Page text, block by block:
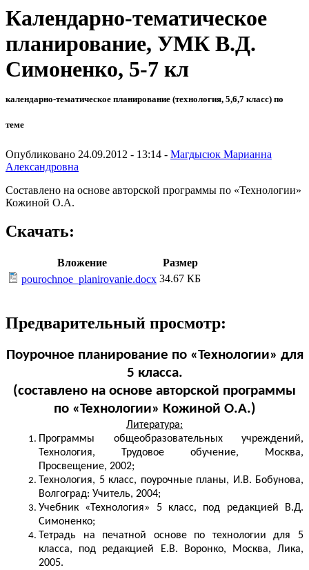
Календарно-тематическое
планирование, УМК В.Д.
Симоненко, 5-7 кл
календарно-тематическое планирование (технология, 5,6,7 класс) по
теме
Опубликовано 24.09.2012 - 13:14 - Магдысюк Марианна
Александровна
Составлено на основе авторской программы по «Технологии»
Кожиной О.А.
Скачать:
Вложение
Размер
pourochnoe_planirovanie.docx 34.67 КБ
Предварительный просмотр:
Поурочное планирование по «Технологии» для
5 класса.
(составлено на основе авторской программы
по «Технологии» Кожиной О.А.)
Литература:
Программы общеобразовательных учреждений,
Технология, Трудовое обучение, Москва,
Просвещение, 2002;
Технология, 5 класс, поурочные планы, И.В. Бобунова,
Волгоград: Учитель, 2004;
Учебник «Технология» 5 класс, под редакцией В.Д.
Симоненко;
Тетрадь на печатной основе по технологии для 5
класса, под редакцией Е.В. Воронко, Москва, Лика,
2005.